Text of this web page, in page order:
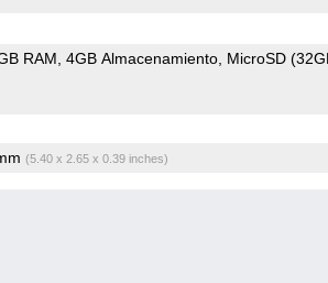
RAM 4GB Almacenamiento MicroSD
(5.40 x 2.65 x 0.39 inches)